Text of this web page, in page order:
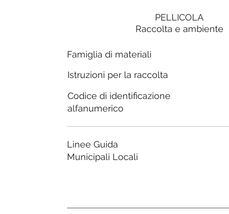
PELLICOLA
Raccolta e ambiente
Famiglia di materiali
Istruzioni per la raccolta
Codice di identificazione
alfanumerico
Linee Guida
Municipali Locali